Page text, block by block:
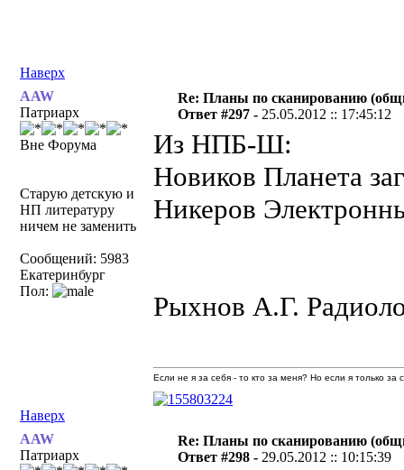
Наверх
AAW
Патриарх
Вне Форума
Старую детскую и
НП литературу
ничем не заменить
Сообщений: 5983
Екатеринбург
Пол:
Re: Планы по сканированию
Ответ #297 - 25.05.2012 :: 17:45:12
Из НПБ-Ш:
Новиков Планета
Никеров
Рыхнов А.Г.
Наверх
Если не я за себя - то кто за меня? Но если я только
AAW
Патриарх
Re: Планы по сканированию
Ответ #298 - 29.05.2012 :: 10:15:39